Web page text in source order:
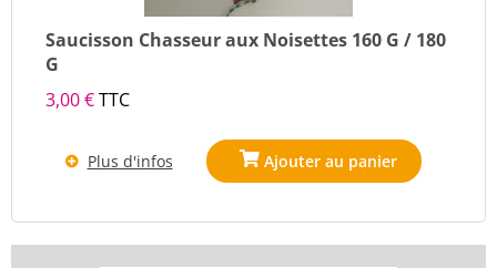
Saucisson Chasseur aux Noisettes 160 G / 180
G
3,00 €TTC
Plus d'infos